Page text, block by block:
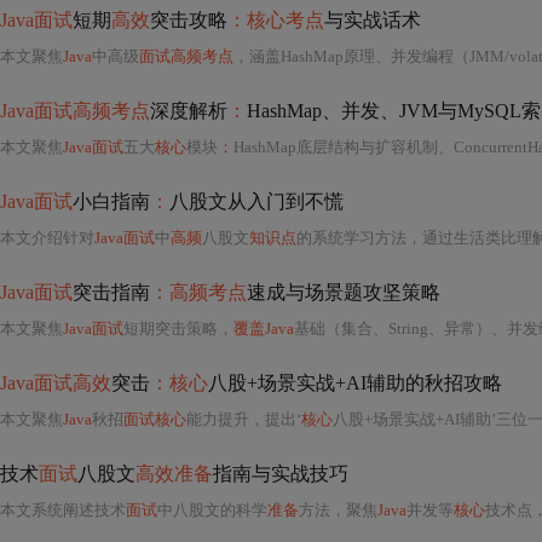
Java面试短期高效突击攻略 ：核心考点与实战话术
本文聚焦Java中高级面试高频考点 ，涵盖HashMap原理、并发编程（JMM/volatile/AQS/线程池）、JVM内存结构与GC、MySQL索引与事务、Spring IoC/AOP/Bean生命周期及事务机
Java面试高频考点深度解析 ： HashMap、并发、JVM与MySQL
本文聚焦Java面试五大核心模块 ： HashMap底层结构与扩容机制、ConcurrentHashMap并发实现原理、synchronized锁膨胀过程、JVM内
Java面试小白指南 ： 八股文从入门到不慌
本文介绍针对Java面试中高频 八股文知识点的系统学习方法，通过生活类比理解抽象概念如线程池与JVM内存模型，结合动手实验强化记忆，提供渐
Java面试突击指南 ：高频考点速成与场景题攻坚策略
本文聚焦Java面试短期突击策略， 覆盖Java基础（集合、String、异常）、并发编程（JUC、线程池、AQS、volatile、CAS）、JVM（内存结构、GC算法与收集器）、MySQL（索引B+树
Java面试高效突击 ：核心八股+场景实战+AI辅助的秋招攻略
本文聚焦Java秋招面试核心能力提升，提出‘核心八股+场景实战+AI辅助’三位
技术面试 八股文高效准备指南与实战技巧
本文系统阐述技术面试中八股文的科学准备方法，聚焦Java并发等核心技术点，提出知识体系